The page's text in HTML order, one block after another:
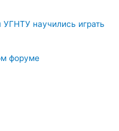
научились играть
форуме